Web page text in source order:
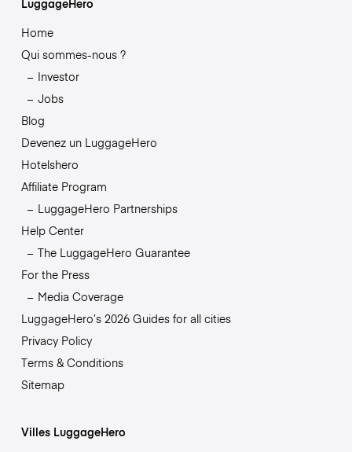
LuggageHero
Home
Qui sommes-nous ?
Investor
Jobs
Blog
Devenez un LuggageHero
Hotelshero
Affiliate Program
LuggageHero Partnerships
Help Center
The LuggageHero Guarantee
For the Press
Media Coverage
LuggageHero’s 2026 Guides for all cities
Privacy Policy
Terms & Conditions
Sitemap
Villes LuggageHero